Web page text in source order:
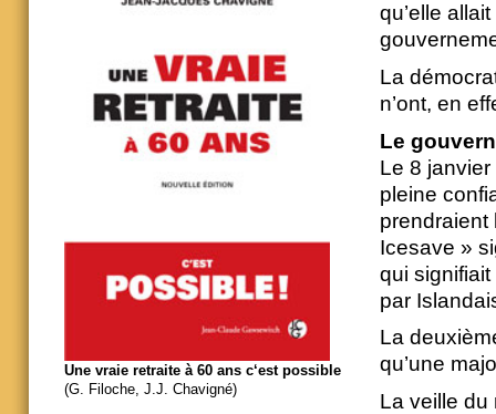
qu’elle
La
n’ont, en
Le
Le 8
pleine
prendraient
Icesave »
qui
par
La
qu’une
La veille du
Une vraie retraite à 60 ans c‘est possible
(G. Filoche, J.J. Chavigné)